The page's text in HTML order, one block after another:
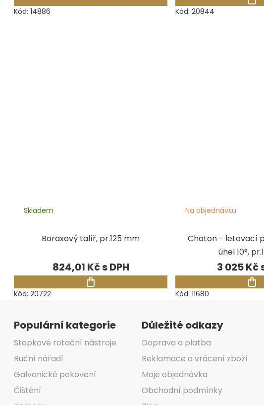
Kód: 14886 Kód: 20844
Boraxový talíř, pr.125 mm
Skladem
824,01 Kč
Kód: 20722
Chaton - letovací
úhel 10°,
Na objednávku
3 025 Kč
Kód: 11680
Populární kategorie
Stopkové rotační nástroje
Ruční nářadí
Galvanické pokovení
Čištění
Důležité odkazy
Doprava a platba
Reklamace a vrácení zboží
Moje objednávka
Obchodní podmínky